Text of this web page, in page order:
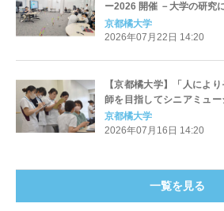
ー2026 開催 －大学の研究
京都橘大学
2026年07月22日 14:20
【京都橘大学】「人によ
師を目指してシニアミュ
携した現場演習を実施
京都橘大学
2026年07月16日 14:20
一覧を見る